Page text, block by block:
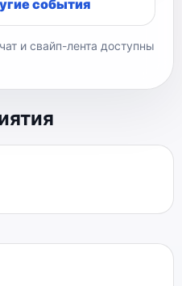
события
и свайп-лента доступны